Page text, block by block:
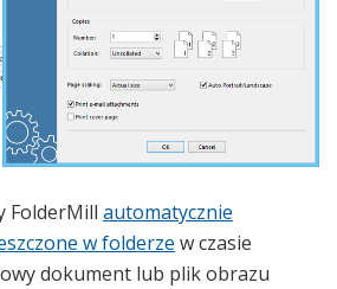
FolderMill automatycznie
w folderze w czasie
dokument lub plik obrazu